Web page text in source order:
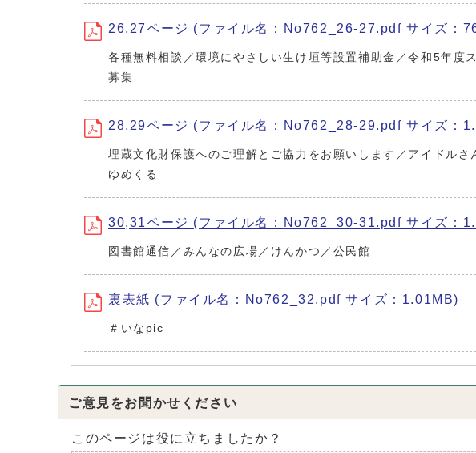
26,27ページ (ファイル名：No762_26-27.pdf サイズ：
各種無料相談／環境にやさしい生け垣等設置補助金／令和5年度
募集
28,29ページ (ファイル名：No762_28-29.pdf サイズ：
埋蔵文化財保護へのご理解とご協力をお願いします／アイドル
ゆめくる
30,31ページ (ファイル名：No762_30-31.pdf サイズ：
図書館通信／みんなの広場／けんかつ／公民館
裏表紙 (ファイル名：No762_32.pdf サイズ：1.01MB)
＃いなpic
ご意見をお聞かせください
このページは役に立ちましたか？